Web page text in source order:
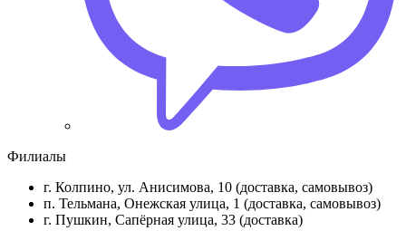
Филиалы
г. Колпино, ул. Анисимова, 10 (доставка, самовывоз)
п. Тельмана, Онежская улица, 1 (доставка, самовывоз)
г. Пушкин, Сапёрная улица, 33 (доставка)